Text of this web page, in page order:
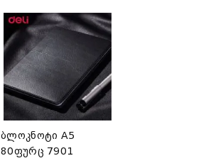
ბლოკნოტი A5
80ფურც 7901